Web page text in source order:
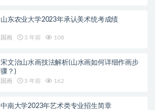
山东农业大学2023年承认美术统考成绩
国画 3 年前 108
宋文治山水画技法解析(山水画如何详细作画步
骤？)
国画 3 年前 162
中南大学2023年艺术类专业招生简章